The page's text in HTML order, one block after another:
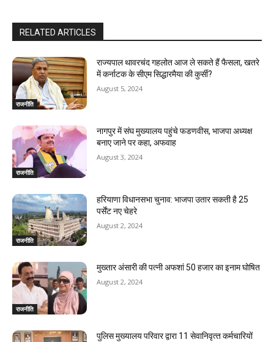
RELATED ARTICLES
राजनीति
राज्यपाल थावरचंद गहलोत आज ले सकते हैं फैसला, खतरे
में कर्नाटक के सीएम सिद्धारमैया की कुर्सी?
August 5, 2024
राजनीति
नागपुर में संघ मुख्यालय पहुंचे फडणवीस, भाजपा अध्यक्ष
बनाए जाने पर कहा, अफवाह
August 3, 2024
राजनीति
हरियाणा विधानसभा चुनाव: भाजपा उतार सकती है 25
पर्सेंट नए चेहरे
August 2, 2024
राजनीति
मुख्तार अंसारी की पत्नी अफशां 50 हजार का इनाम घोषित
August 2, 2024
पुलिस मुख्यालय परिवार द्वारा 11 सेवानिवृत्‍त कर्मचारियों